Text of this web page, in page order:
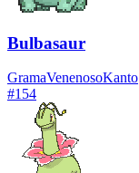
Bulbasaur
GramaVenenosoKanto
#154